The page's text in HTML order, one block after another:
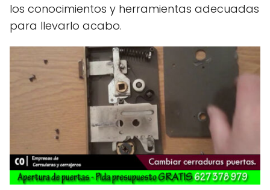
los conocimientos y herramientas adecuadas
para llevarlo acabo.